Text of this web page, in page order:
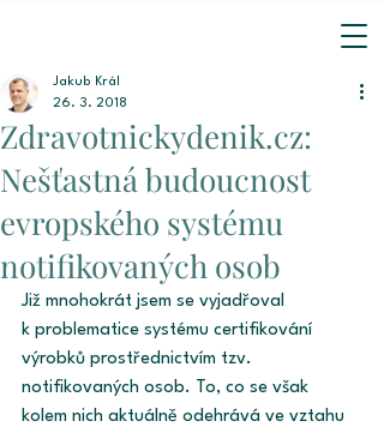
Zdravotnickydenik.cz:
Nešťastná budoucnost
evropského systému
notifikovaných osob
Jakub Král
26. 3. 2018
Již mnohokrát jsem se vyjadřoval
k problematice systému certifikování
výrobků prostřednictvím tzv.
notifikovaných osob. To, co se však
kolem nich aktuálně odehrává ve vztahu